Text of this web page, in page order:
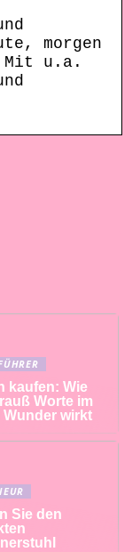
morgen
Mit u.a.
kaufen: Wie
Worte im
Wunder wirkt
Sie den